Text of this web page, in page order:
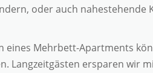
oder auch nahestehende
eines Mehrbett-Apartments
Langzeitgästen ersparen wir